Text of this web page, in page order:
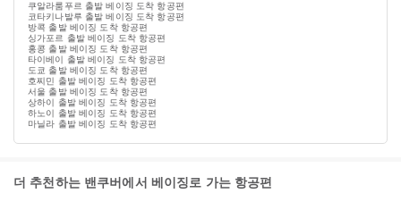
쿠알라룸푸르 출발 베이징 도착 항공편
코타키나발루 출발 베이징 도착 항공편
방콕 출발 베이징 도착 항공편
싱가포르 출발 베이징 도착 항공편
홍콩 출발 베이징 도착 항공편
타이베이 출발 베이징 도착 항공편
도쿄 출발 베이징 도착 항공편
호찌민 출발 베이징 도착 항공편
서울 출발 베이징 도착 항공편
상하이 출발 베이징 도착 항공편
하노이 출발 베이징 도착 항공편
마닐라 출발 베이징 도착 항공편
더 추천하는 밴쿠버에서 베이징로 가는 항공편